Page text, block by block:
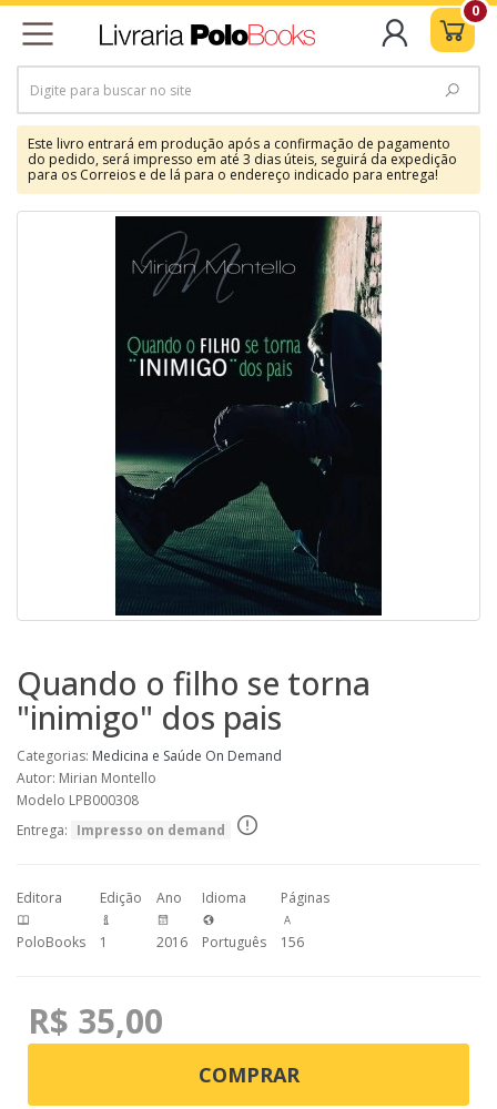
0
Este livro entrará em produção após a confirmação de pagamento
do pedido, será impresso em até 3 dias úteis, seguirá da expedição
para os Correios e de lá para o endereço indicado para entrega!
Quando o filho se torna
"inimigo" dos pais
Categorias: Medicina e Saúde On Demand
Autor: Mirian Montello
Modelo LPB000308
Entrega: Impresso on demand
Editora
PoloBooks
Edição
1
Ano
2016
Idioma
Português
Páginas
156
R$ 35,00
COMPRAR